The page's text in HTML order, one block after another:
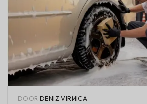
DOOR DENIZ VIRMICA